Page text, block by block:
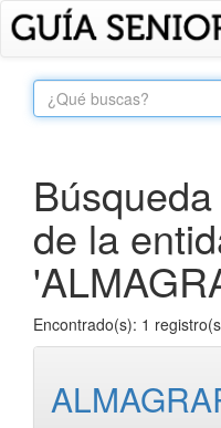
de la
Encontrado(s): 1